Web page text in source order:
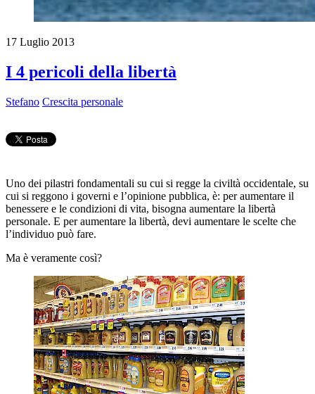
17 Luglio 2013
I 4 pericoli della libertà
Stefano Crescita personale
Uno dei pilastri fondamentali su cui si regge la civiltà occidentale, su
cui si reggono i governi e l’opinione pubblica, è: per aumentare il
benessere e le condizioni di vita, bisogna aumentare la libertà
personale. E per aumentare la libertà, devi aumentare le scelte che
l’individuo può fare.
Ma è veramente così?